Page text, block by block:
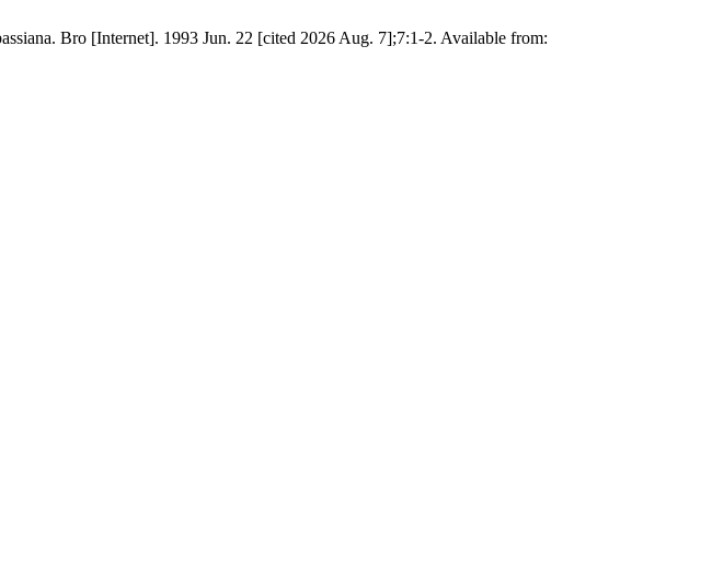
Bro [Internet]. 1993 Jun. 22 [cited 2026 Aug. 7];7:1-2. Available from: